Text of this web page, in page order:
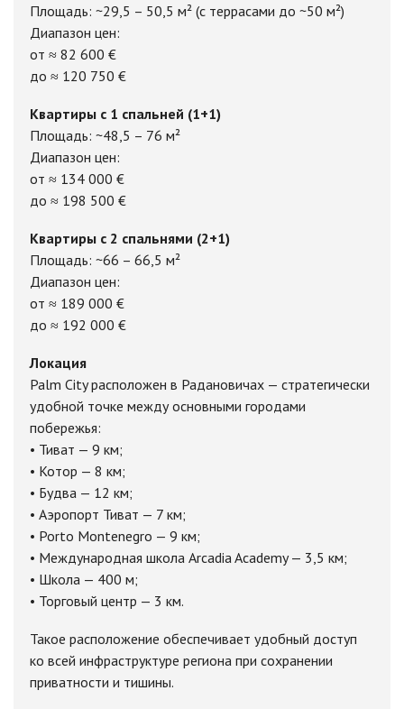
Площадь: ~29,5 – 50,5 м² (с террасами до ~50 м²)
Диапазон цен:
от ≈ 82 600 €
до ≈ 120 750 €
Квартиры с 1 спальней (1+1)
Площадь: ~48,5 – 76 м²
Диапазон цен:
от ≈ 134 000 €
до ≈ 198 500 €
Квартиры с 2 спальнями (2+1)
Площадь: ~66 – 66,5 м²
Диапазон цен:
от ≈ 189 000 €
до ≈ 192 000 €
Локация
Palm City расположен в Радановичах — стратегически
удобной точке между основными городами
побережья:
• Тиват — 9 км;
• Котор — 8 км;
• Будва — 12 км;
• Аэропорт Тиват — 7 км;
• Porto Montenegro — 9 км;
• Международная школа Arcadia Academy — 3,5 км;
• Школа — 400 м;
• Торговый центр — 3 км.
Такое расположение обеспечивает удобный доступ
ко всей инфраструктуре региона при сохранении
приватности и тишины.